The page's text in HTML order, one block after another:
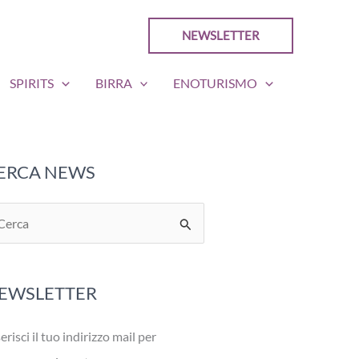
NEWSLETTER
SPIRITS BIRRA ENOTURISMO
NEWS
il tuo indirizzo mail per